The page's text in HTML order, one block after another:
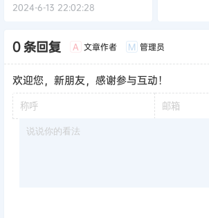
2024-6-13 22:02:28
0 条回复 A 文章作者 M 管理员
欢迎您，新朋友，感谢参与互动！